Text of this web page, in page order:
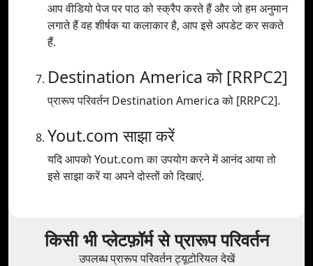
आप वीडियो पेज पर पाठ को स्क्रैप करते हैं और जो हम अनुमान
लगाते हैं वह शीर्षक या कलाकार है, आप इसे अपडेट कर सकते
हैं.
Destination America को [RRPC2]
प्रारूप परिवर्तन Destination America को [RRPC2].
Yout.com साझा करें
यदि आपको Yout.com का उपयोग करने में आनंद आया तो
इसे साझा करें या अपने दोस्तों को दिखाएं.
किसी भी प्लेटफ़ॉर्म से प्रारूप परिवर्तन
उपलब्ध प्रारूप परिवर्तन ट्यूटोरियल देखें